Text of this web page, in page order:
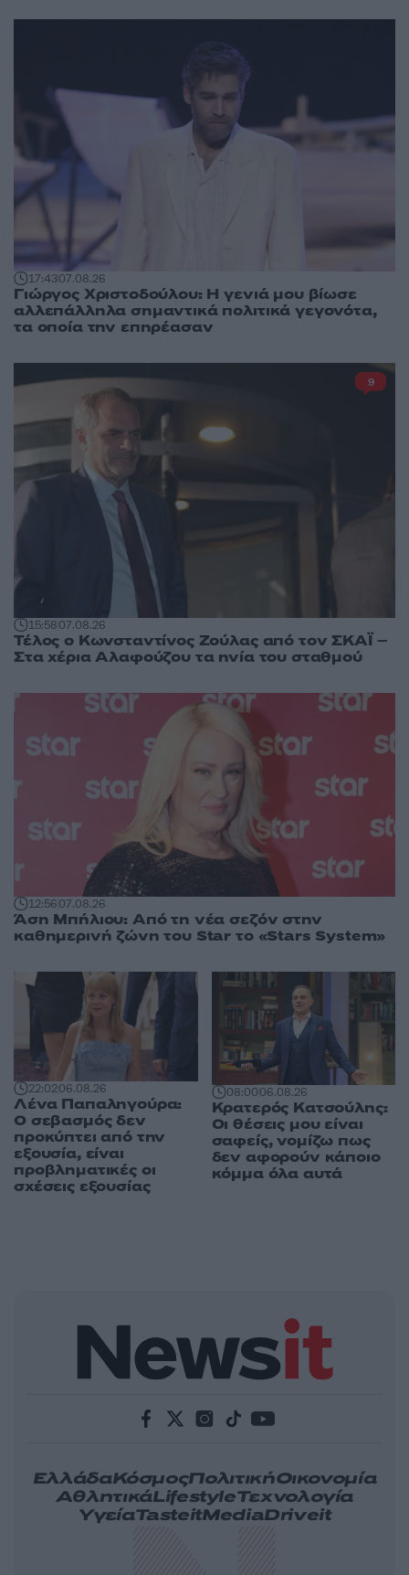
17:4307.08.26
Γιώργος Χριστοδούλου: Η γενιά μου βίωσε
αλλεπάλληλα σημαντικά πολιτικά γεγονότα,
τα οποία την επηρέασαν
15:5807.08.26
Τέλος ο Κωνσταντίνος Ζούλας από τον ΣΚΑΪ –
Στα χέρια Αλαφούζου τα ηνία του σταθμού
9
12:5607.08.26
Άση Μπήλιου: Από τη νέα σεζόν στην
καθημερινή ζώνη του Star το «Stars System»
22:0206.08.26
Λένα Παπαληγούρα:
Ο σεβασμός δεν
προκύπτει από την
εξουσία, είναι
προβληματικές οι
σχέσεις εξουσίας
08:0006.08.26
Κρατερός Κατσούλης:
Οι θέσεις μου είναι
σαφείς, νομίζω πως
δεν αφορούν κάποιο
κόμμα όλα αυτά
ΕλλάδαΚόσμοςΠολιτικήΟικονομία
ΑθλητικάLifestyleΤεχνολογία
ΥγείαTasteitMediaDriveit